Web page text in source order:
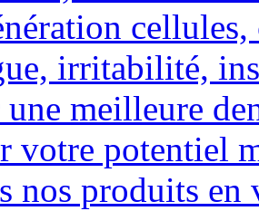
irritabilité,
meilleure
votre potentiel
nos produits en